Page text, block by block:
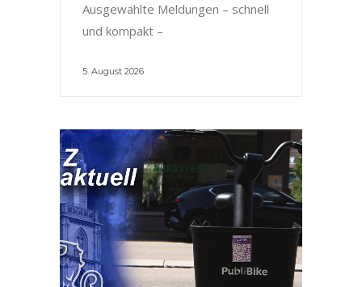
Ausgewählte Meldungen – schnell
und kompakt –
5. August 2026